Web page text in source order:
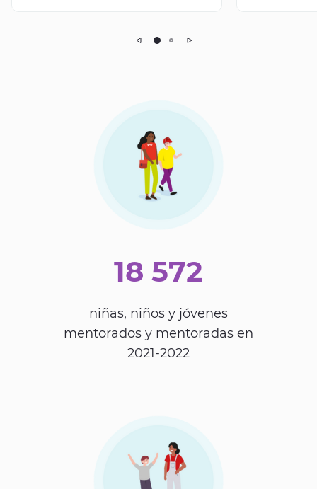
18 572
niñas, niños y jóvenes
mentorados y mentoradas en
2021-2022